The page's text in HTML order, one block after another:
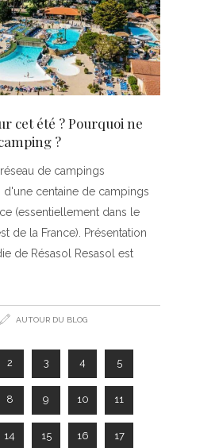
cet été ? Pourquoi ne
?
de campings
centaine de campings
(essentiellement dans le
de la France). Présentation
de Résasol Resasol est
AUTOUR DU BLOG
2 3 4 5
8 9 10 11
14 15 16 17